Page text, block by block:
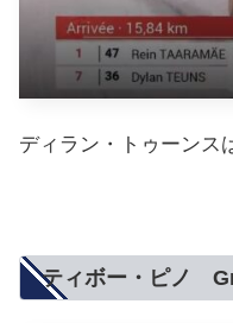
ディラン・トゥーンス
ティボー・ピノ